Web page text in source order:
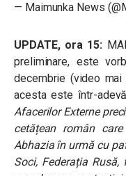
— Maimunka News
UPDATE, ora 15:
preliminare, este
decembrie (video mai
acesta este într-
Afacerilor Externe
cetățean român
Abhazia în urmă cu
Soci, Federația